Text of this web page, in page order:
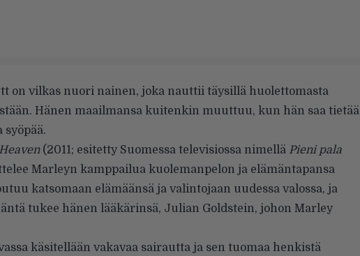
on vilkas nuori nainen, joka nauttii täysillä huolettomasta
Hänen maailmansa kuitenkin muuttuu, kun hän saa tietää
syöpää.
(2011; esitetty Suomessa televisiossa nimellä Pieni pala
Marleyn kamppailua kuolemanpelon ja elämäntapansa
katsomaan elämäänsä ja valintojaan uudessa valossa, ja
tukee hänen lääkärinsä, Julian Goldstein, johon Marley
käsitellään vakavaa sairautta ja sen tuomaa henkistä